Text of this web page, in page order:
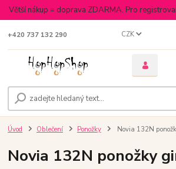
Větší nákup = doprava ZDARMA. Pro
CZK
+420 737 132 290
Úvod Oblečení Ponožky Novia 132N
Novia 132N ponožky